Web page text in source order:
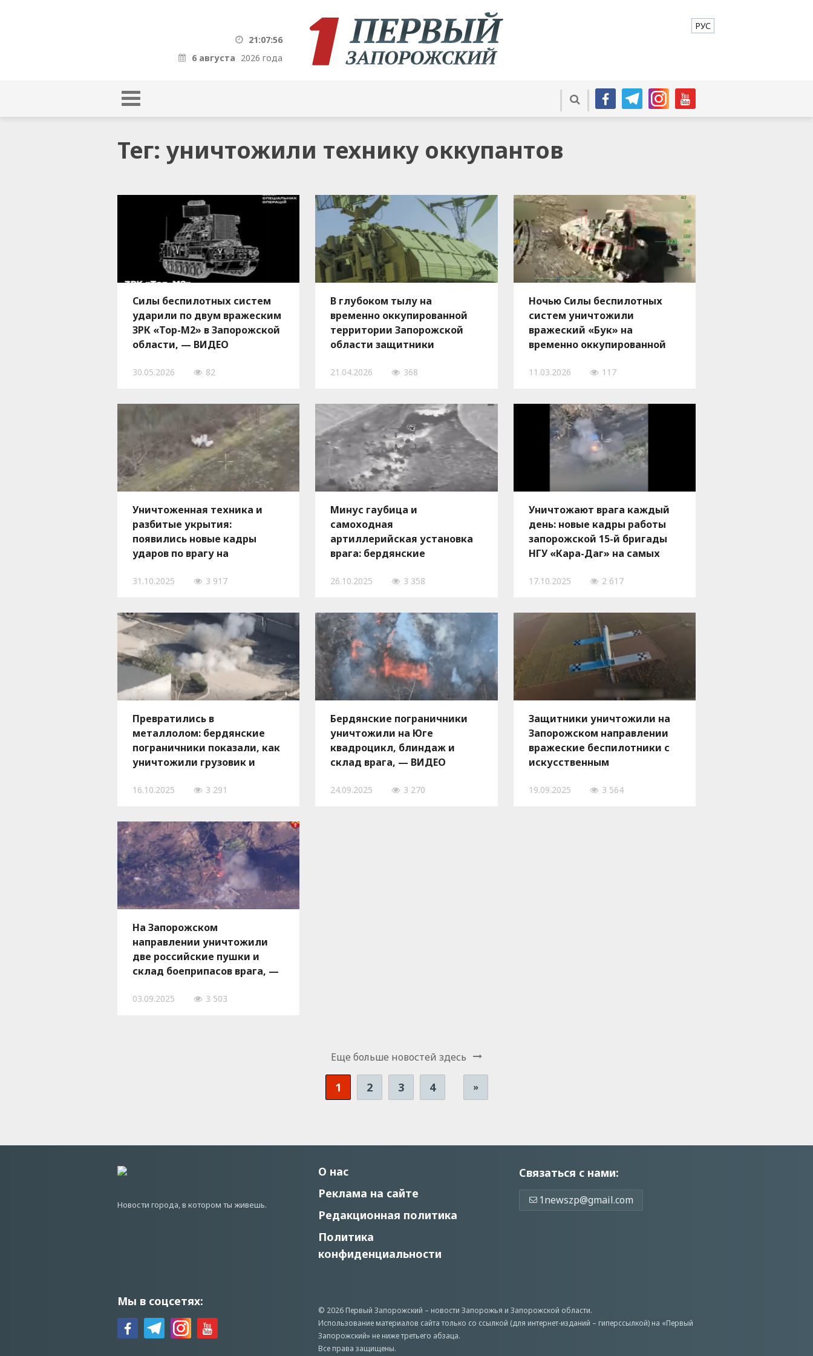
21:07:57
6 августа 2026 года
РУС
Тег: уничтожили технику оккупантов
Силы беспилотных систем
ударили по двум вражеским
ЗРК «Тор-М2» в Запорожской
области, — ВИДЕО
30.05.2026 82
В глубоком тылу на
временно оккупированной
территории Запорожской
области защитники
ПВО на 25 миллионов
21.04.2026 368
Ночью Силы беспилотных
систем уничтожили
вражеский «Бук» на
временно оккупированной
— ВИДЕО
11.03.2026 117
Уничтоженная техника и
разбитые укрытия:
появились новые кадры
ударов по врагу на
31.10.2025 3 917
Минус гаубица и
самоходная
артиллерийская установка
врага: бердянские
российскую технику на Юге,
26.10.2025 3 358
Уничтожают врага каждый
день: новые кадры работы
запорожской 15-й бригады
НГУ «Кара-Даг» на самых
17.10.2025 2 617
Превратились в
металлолом: бердянские
пограничники показали, как
уничтожили грузовик и
16.10.2025 3 291
Бердянские пограничники
уничтожили на Юге
квадроцикл, блиндаж и
склад врага, — ВИДЕО
24.09.2025 3 270
Защитники уничтожили на
Запорожском направлении
вражеские беспилотники с
искусственным
19.09.2025 3 564
На Запорожском
направлении уничтожили
две российские пушки и
склад боеприпасов врага, —
03.09.2025 3 503
Еще больше новостей здесь
1 2 3 4 »
Новости города, в котором ты живешь.
О нас
Реклама на сайте
Редакционная политика
Политика
конфиденциальности
Связаться с нами:
1newszp@gmail.com
Мы в соцсетях:
© 2026 Первый Запорожский – новости Запорожья и Запорожской области.
Использование материалов сайта только со ссылкой (для интернет-изданий – гиперссылкой) на «Первый
Запорожский» не ниже третьего абзаца.
Все права защищены.